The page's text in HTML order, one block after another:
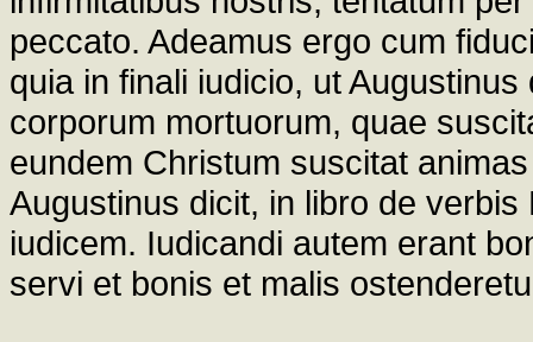
peccato. Adeamus ergo cum
quia in finali iudicio, ut
corporum mortuorum, quae
eundem Christum suscitat
Augustinus dicit, in libro de
iudicem. Iudicandi autem erant
servi et bonis et malis